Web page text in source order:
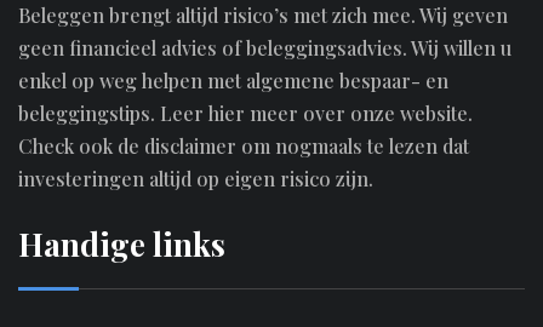
Beleggen brengt altijd risico’s met zich mee. Wij geven
geen financieel advies of beleggingsadvies. Wij willen u
enkel op weg helpen met algemene bespaar- en
beleggingstips. Leer hier meer over onze website.
Check ook de disclaimer om nogmaals te lezen dat
investeringen altijd op eigen risico zijn.
Handige links